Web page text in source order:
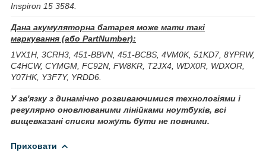
Inspiron 15 3584.
Дана акумуляторна батарея може мати такі
маркування (або PartNumber):
1VX1H, 3CRH3, 451-BBVN, 451-BCBS, 4VM0K, 51KD7, 8YPRW,
C4HCW, CYMGM, FC92N, FW8KR, T2JX4, WDX0R, WDXOR,
Y07HK, Y3F7Y, YRDD6.
У зв'язку з динамічно розвиваючимися технологіями і
регулярно оновлюваними лінійками ноутбуків, всі
вищевказані списки можуть бути не повними.
Приховати